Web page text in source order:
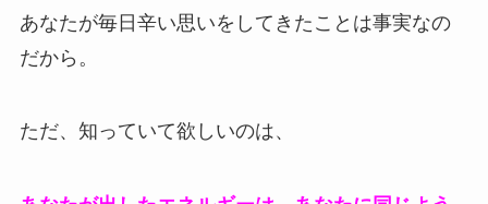
あなたが毎日辛い思いをしてきたことは事実なの
だから。
ただ、知っていて欲しいのは、